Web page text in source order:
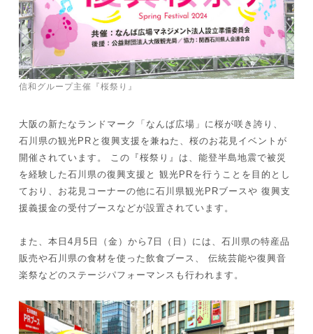
信和グループ主催『桜祭り』
大阪の新たなランドマーク「なんば広場」に桜が咲き誇り、
石川県の観光PRと復興支援を兼ねた、桜のお花見イベントが
開催されています。 この『桜祭り』は、能登半島地震で被災
を経験した石川県の復興支援と 観光PRを行うことを目的とし
ており、お花見コーナーの他に石川県観光PRブースや 復興支
援義援金の受付ブースなどが設置されています。
また、本日4月5日（金）から7日（日）には、石川県の特産品
販売や石川県の食材を使った飲食ブース、 伝統芸能や復興音
楽祭などのステージパフォーマンスも行われます。